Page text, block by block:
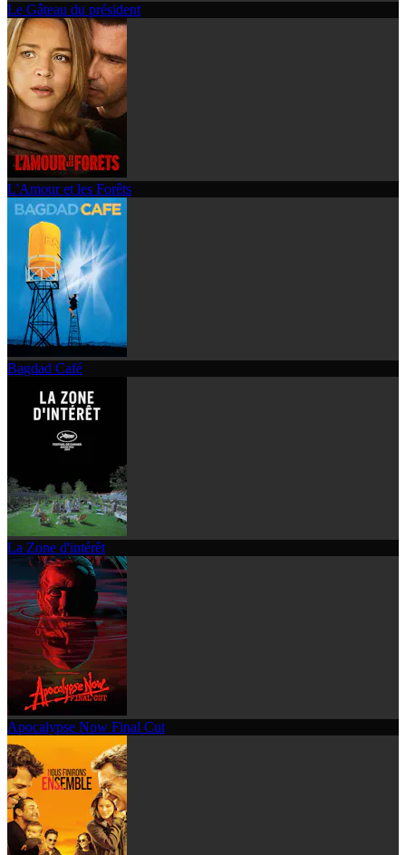
Le Gâteau du président
L'Amour et les Forêts
Bagdad Café
La Zone d'intérêt
Apocalypse Now Final Cut